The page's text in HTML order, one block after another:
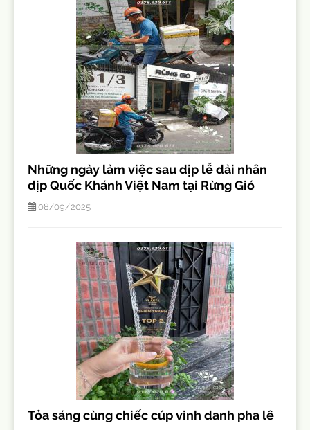
Những ngày làm việc sau dịp lễ dài nhân
dịp Quốc Khánh Việt Nam tại Rừng Gió
08/09/2025
Tỏa sáng cùng chiếc cúp vinh danh pha lê